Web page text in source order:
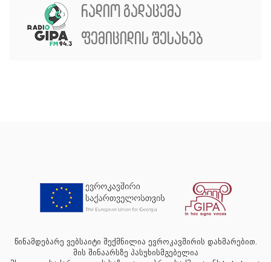
რადიო გადაცემა
ფემიციდის შესახებ
წინამდებარე ვებსაიტი შექმნილია ევროკავშირის დახმარებით.
მის შინაარსზე პასუხისმგებელია